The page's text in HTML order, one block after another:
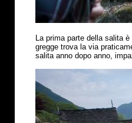
La prima parte della salita è
gregge trova la via
salita anno dopo anno,